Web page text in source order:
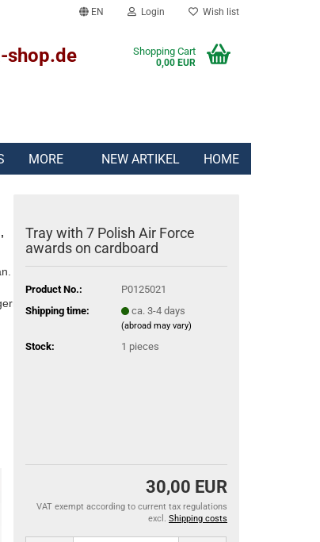
EN Login Wish list
shop.de Shopping Cart
0,00 EUR
NEW ARTIKEL HOME
MORE
Tray with 7 Polish Air Force
awards on cardboard
Product No.:
P0125021
Shipping time:
ca. 3-4 days
(abroad may vary)
Stock: 1 pieces
30,00 EUR
VAT exempt according to current tax regulations
excl. Shipping costs